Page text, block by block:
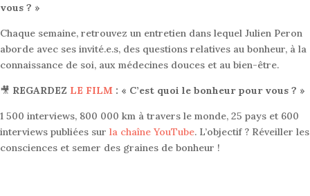
vous ? »
Chaque semaine, retrouvez un entretien dans lequel Julien Peron
aborde avec ses invité.e.s, des questions relatives au bonheur, à la
connaissance de soi, aux médecines douces et au bien-être.
🎥 REGARDEZ LE FILM : « C’est quoi le bonheur pour vous ? »
1 500 interviews, 800 000 km à travers le monde, 25 pays et 600
interviews publiées sur la chaîne YouTube. L’objectif ? Réveiller les
consciences et semer des graines de bonheur !